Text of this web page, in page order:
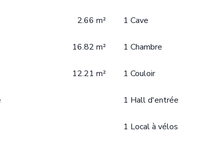
2.66 m² 1 Cave
16.82 m² 1 Chambre
12.21 m² 1 Couloir
1 Hall d'entrée
1 Local à vélos